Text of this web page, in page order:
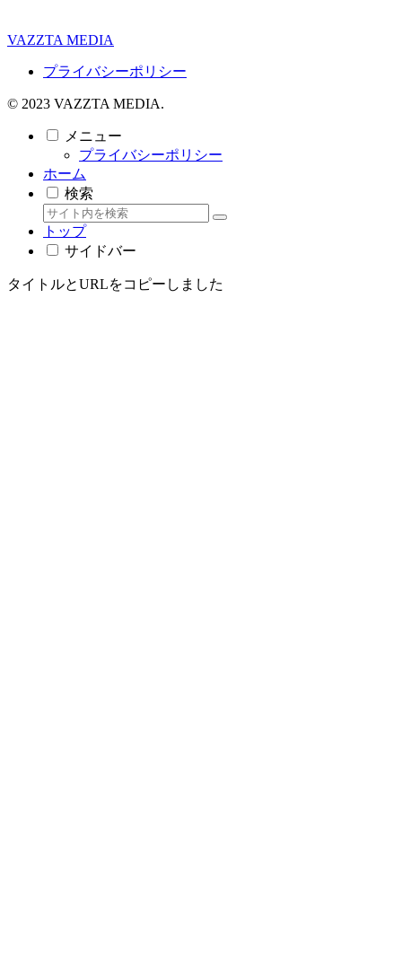
VAZZTA MEDIA
プライバシーポリシー
© 2023 VAZZTA MEDIA.
メニュー
プライバシーポリシー
ホーム
検索
トップ
サイドバー
タイトルとURLをコピーしました